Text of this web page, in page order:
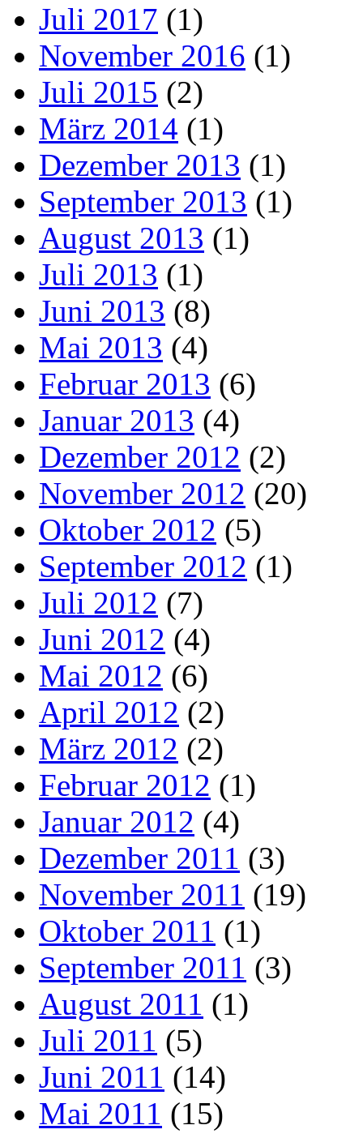
Juli 2017 (1)
November 2016 (1)
Juli 2015 (2)
März 2014 (1)
Dezember 2013 (1)
September 2013 (1)
August 2013 (1)
Juli 2013 (1)
Juni 2013 (8)
Mai 2013 (4)
Februar 2013 (6)
Januar 2013 (4)
Dezember 2012 (2)
November 2012 (20)
Oktober 2012 (5)
September 2012 (1)
Juli 2012 (7)
Juni 2012 (4)
Mai 2012 (6)
April 2012 (2)
März 2012 (2)
Februar 2012 (1)
Januar 2012 (4)
Dezember 2011 (3)
November 2011 (19)
Oktober 2011 (1)
September 2011 (3)
August 2011 (1)
Juli 2011 (5)
Juni 2011 (14)
Mai 2011 (15)